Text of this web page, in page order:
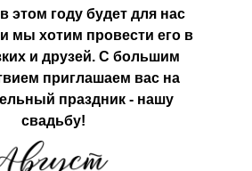
этом году будет для нас
мы хотим провести его в
и друзей. С большим
приглашаем вас на
праздник - нашу
свадьбу!